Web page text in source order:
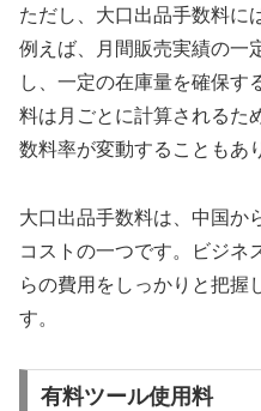
ただし、大口出品手数料に
例えば、月間販売実績の一
し、一定の在庫量を確保す
料は月ごとに計算されるた
数料率が変動することもあ
大口出品手数料は、中国か
コストの一つです。ビジネ
らの費用をしっかりと把握
す。
有料ツール使用料